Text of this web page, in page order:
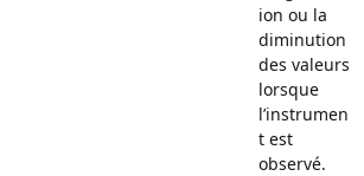
ion ou la
diminution
des valeurs
lorsque
l’instrumen
t est
observé.